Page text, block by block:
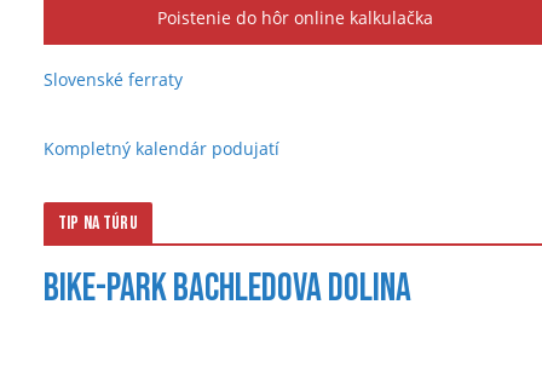
Poistenie do hôr online kalkulačka
Slovenské ferraty
Kompletný kalendár podujatí
Tip na túru
Bike-park Bachledova dolina